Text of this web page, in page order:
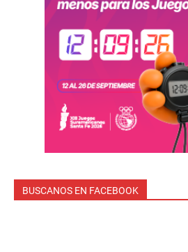
BUSCANOS EN FACEBOOK